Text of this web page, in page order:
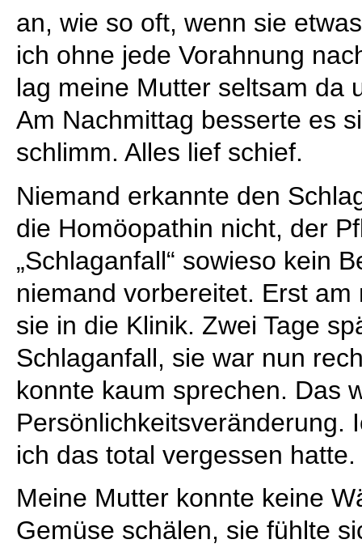
an, wie so oft, wenn sie
ich ohne jede Vorahnung
lag meine Mutter seltsam da
Am Nachmittag besserte es
schlimm. Alles lief schief.
Niemand erkannte den
die Homöopathin nicht, der
„Schlaganfall“ sowieso kein
niemand vorbereitet. Erst
sie in die Klinik. Zwei Tage
Schlaganfall, sie war nun
konnte kaum sprechen. Das
Persönlichkeitsveränderung.
ich das total vergessen hatte.
Meine Mutter konnte keine
Gemüse schälen, sie fühlte